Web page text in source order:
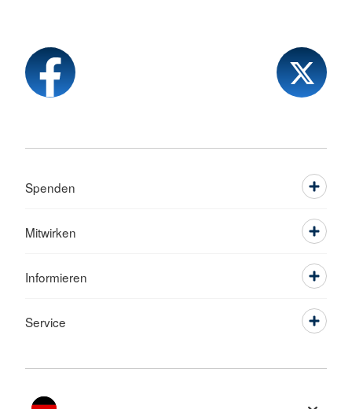
Spenden
Mitwirken
Informieren
Service
Sprache wechseln zu